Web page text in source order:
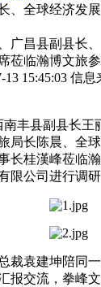
、全球经济发
广昌县副县长
莅临瀚博文旅
15:45:03 信息
丰县副县长王
局长陈晨、全
长桂漢峰莅临
公司进行调研
袁建坤陪同一
报交流，拳峰